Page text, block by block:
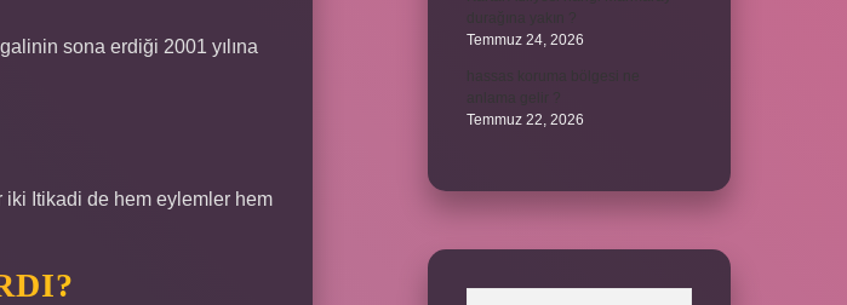
sona erdiği 2001 yılına
iki Itikadi de hem eylemler hem
Temmuz 24, 2026
Temmuz 22, 2026